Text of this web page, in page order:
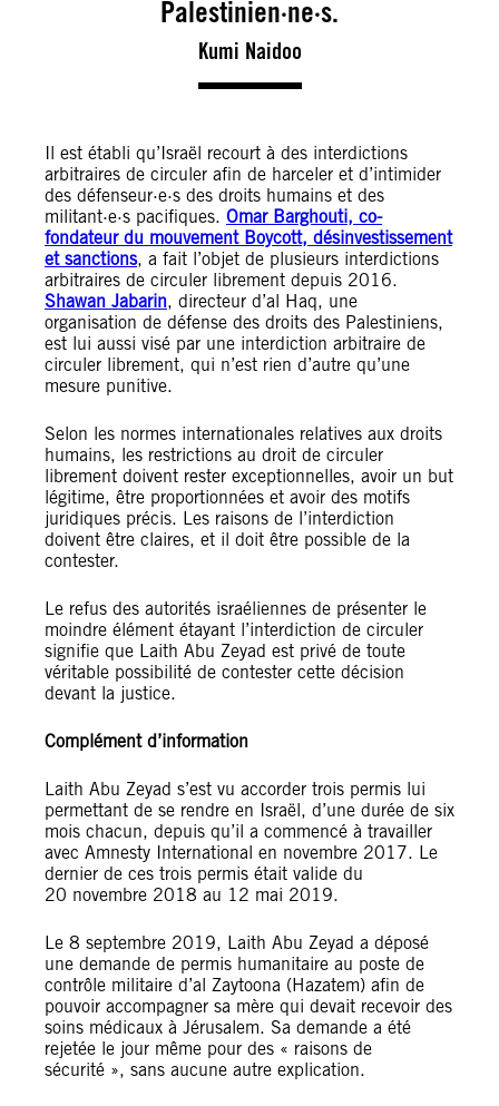
Palestinien·ne·s.
Kumi Naidoo
Il est établi qu’Israël recourt à des interdictions
arbitraires de circuler afin de harceler et d’intimider
des défenseur·e·s des droits humains et des
militant·e·s pacifiques. Omar Barghouti, co-
fondateur du mouvement Boycott, désinvestissement
et sanctions, a fait l’objet de plusieurs interdictions
arbitraires de circuler librement depuis 2016.
Shawan Jabarin, directeur d’al Haq, une
organisation de défense des droits des Palestiniens,
est lui aussi visé par une interdiction arbitraire de
circuler librement, qui n’est rien d’autre qu’une
mesure punitive.
Selon les normes internationales relatives aux droits
humains, les restrictions au droit de circuler
librement doivent rester exceptionnelles, avoir un but
légitime, être proportionnées et avoir des motifs
juridiques précis. Les raisons de l’interdiction
doivent être claires, et il doit être possible de la
contester.
Le refus des autorités israéliennes de présenter le
moindre élément étayant l’interdiction de circuler
signifie que Laith Abu Zeyad est privé de toute
véritable possibilité de contester cette décision
devant la justice.
Complément d’information
Laith Abu Zeyad s’est vu accorder trois permis lui
permettant de se rendre en Israël, d’une durée de six
mois chacun, depuis qu’il a commencé à travailler
avec Amnesty International en novembre 2017. Le
dernier de ces trois permis était valide du
20 novembre 2018 au 12 mai 2019.
Le 8 septembre 2019, Laith Abu Zeyad a déposé
une demande de permis humanitaire au poste de
contrôle militaire d’al Zaytoona (Hazatem) afin de
pouvoir accompagner sa mère qui devait recevoir des
soins médicaux à Jérusalem. Sa demande a été
rejetée le jour même pour des « raisons de
sécurité », sans aucune autre explication.